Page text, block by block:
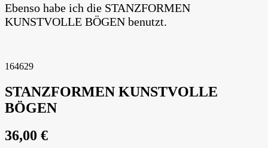
Ebenso habe ich die STANZFORMEN
KUNSTVOLLE BÖGEN benutzt.
164629
STANZFORMEN KUNSTVOLLE
BÖGEN
36,00 €